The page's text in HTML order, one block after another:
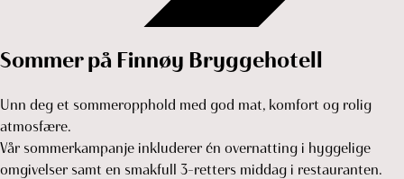
Sommer på Finnøy Bryggehotell
Unn deg et sommeropphold med god mat, komfort og rolig
atmosfære.
Vår sommerkampanje inkluderer én overnatting i hyggelige
omgivelser samt en smakfull 3-retters middag i restauranten.